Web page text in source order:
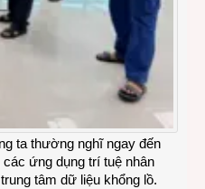
ta thường nghĩ ngay đến
ứng dụng trí tuệ nhân
tâm dữ liệu khổng lồ.